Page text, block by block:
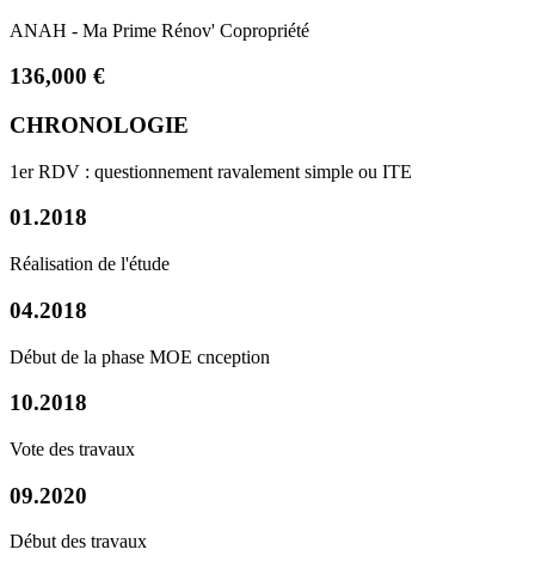
ANAH - Ma Prime Rénov' Copropriété
136,000 €
CHRONOLOGIE
1er RDV : questionnement ravalement simple ou ITE
01.2018
Réalisation de l'étude
04.2018
Début de la phase MOE cnception
10.2018
Vote des travaux
09.2020
Début des travaux